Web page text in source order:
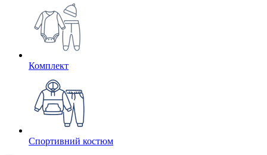
Комплект
Спортивний костюм